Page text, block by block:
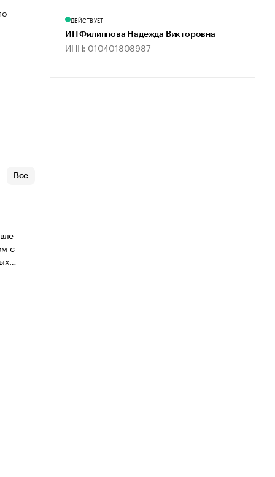
Все
с
ДЕЙСТВУЕТ
ИП Филиппова Надежда Викторовна
ИНН: 010401808987